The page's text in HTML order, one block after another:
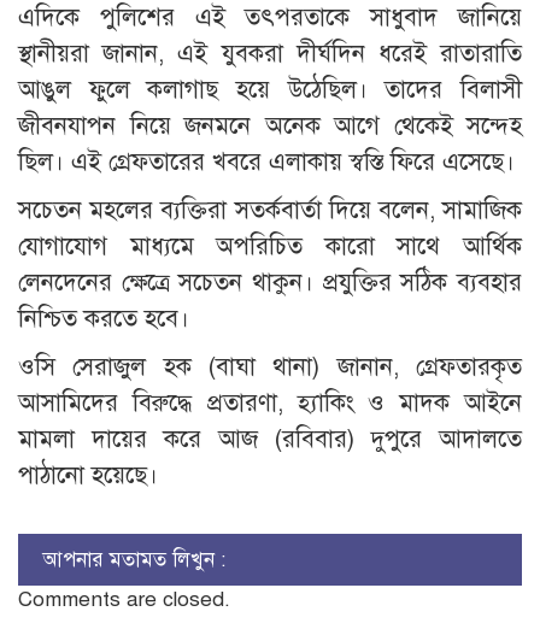
এদিকে পুলিশের এই তৎপরতাকে সাধুবাদ জানিয়ে
স্থানীয়রা জানান, এই যুবকরা দীর্ঘদিন ধরেই রাতারাতি
আঙুল ফুলে কলাগাছ হয়ে উঠেছিল। তাদের বিলাসী
জীবনযাপন নিয়ে জনমনে অনেক আগে থেকেই সন্দেহ
ছিল। এই গ্রেফতারের খবরে এলাকায় স্বস্তি ফিরে এসেছে।
সচেতন মহলের ব্যক্তিরা সতর্কবার্তা দিয়ে বলেন, সামাজিক
যোগাযোগ মাধ্যমে অপরিচিত কারো সাথে আর্থিক
লেনদেনের ক্ষেত্রে সচেতন থাকুন। প্রযুক্তির সঠিক ব্যবহার
নিশ্চিত করতে হবে।
ওসি সেরাজুল হক (বাঘা থানা) জানান, গ্রেফতারকৃত
আসামিদের বিরুদ্ধে প্রতারণা, হ্যাকিং ও মাদক আইনে
মামলা দায়ের করে আজ (রবিবার) দুপুরে আদালতে
পাঠানো হয়েছে।
আপনার মতামত লিখুন :
Comments are closed.